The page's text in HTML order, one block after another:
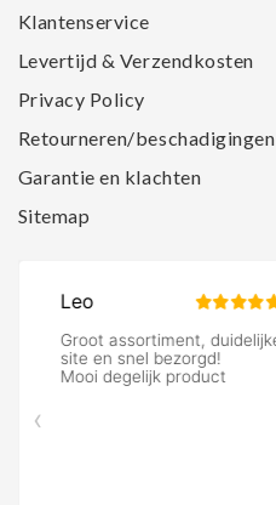
Klantenservice
Levertijd & Verzendkosten
Privacy Policy
Retourneren/beschadigingen
Garantie en klachten
Sitemap